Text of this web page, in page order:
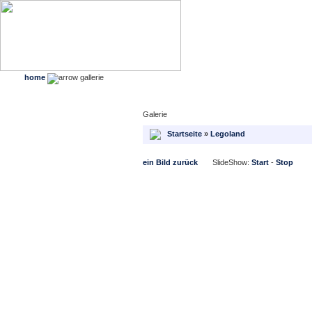
home gallerie
Galerie
Startseite » Legoland
ein Bild zurück SlideShow: Start - Stop